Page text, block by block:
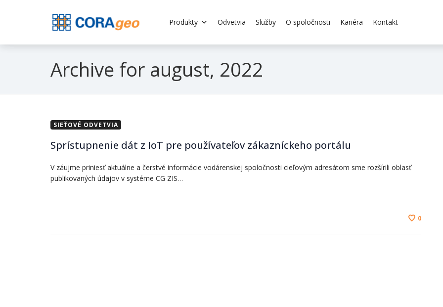
Produkty Odvetvia Služby O spoločnosti Kariéra Kontakt
Archive for august, 2022
SIEŤOVÉ ODVETVIA
Sprístupnenie dát z IoT pre používateľov zákazníckeho portálu
V záujme priniesť aktuálne a čerstvé informácie vodárenskej spoločnosti cieľovým adresátom sme rozšírili oblasť
publikovaných údajov v systéme CG ZIS…
0